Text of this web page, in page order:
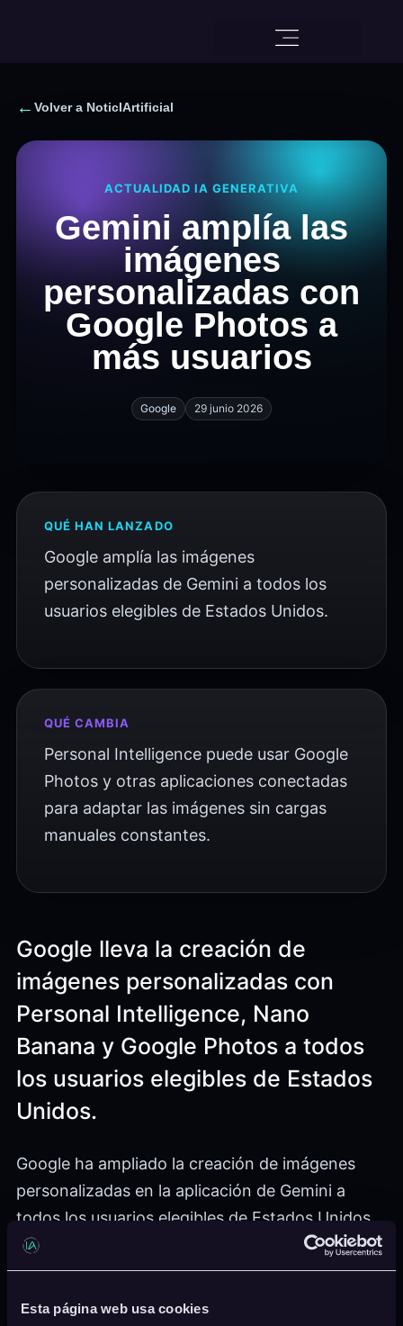
Esta página web usa cookies
← Volver a NoticIArtificial
ACTUALIDAD IA GENERATIVA
Gemini amplía las
imágenes
personalizadas con
Google Photos a
más usuarios
Google 29 junio 2026
QUÉ HAN LANZADO
Google amplía las imágenes
personalizadas de Gemini a todos los
usuarios elegibles de Estados Unidos.
QUÉ CAMBIA
Personal Intelligence puede usar Google
Photos y otras aplicaciones conectadas
para adaptar las imágenes sin cargas
manuales constantes.
Google lleva la creación de
imágenes personalizadas con
Personal Intelligence, Nano
Banana y Google Photos a todos
los usuarios elegibles de Estados
Unidos.
Google ha ampliado la creación de imágenes
personalizadas en la aplicación de Gemini a
todos los usuarios elegibles de Estados Unidos,
que pueden utilizar esta función de forma
gratuita.
La novedad conecta Personal Intelligence con